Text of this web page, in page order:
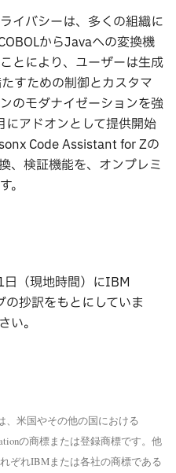
イバシーは、多くの組織に
からJavaへの変換機
とにより、ユーザーは生成
すための制御とカスタマ
のモダナイゼーションを強
アドオンとして提供開始
Code Assistant for Zの
、検証機能を、オンプレミ
。
（現地時間）にIBM
抄訳をもとにしていま
い。
、米国やその他の国における
の商標または登録商標です。他
ぞれIBMまたは各社の商標である